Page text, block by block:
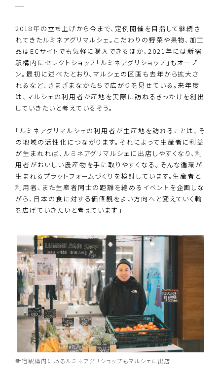
2018年の立ち上げから今まで、定例開催を目指して継続さ
れてきたルミネアグリマルシェ。こだわりの野菜や果物、加工
品はECサイトでも気軽に購入できるほか、2021年には新宿
駅構内にセレクトショップ「ルミネアグリショップ」もオープ
ン。最初に述べたとおり、マルシェの区画も去年から拡大さ
れるなど、さまざまなかたちで広がりを見せている。来年度
は、マルシェの利用者が産地を実際に訪ねるきっかけを創出
していきたいと考えているそう。
「ルミネアグリマルシェの利用者が生産地を訪れることは、そ
の地域の活性化につながります。それによって生産者に利益
が生まれれば、ルミネアグリマルシェに出店しやすくなり、利
用者がおいしい農産物を手に取りやすくなる。そんな循環が
生まれるプラットフォームづくりを検討しています。生産者と
利用者、また生産者同士の距離を縮めるイベントを企画しな
がら、日本の食に対する価値観をよい方向へと変えていく輪
を広げていきたいと考えています」
新宿駅構内にあるルミネアグリショップもマルシェに出店